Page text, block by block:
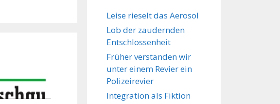
Leise rieselt das Aerosol
Lob der zaudernden
Entschlossenheit
Früher verstanden wir
unter einem Revier ein
Polizeirevier
Integration als Fiktion